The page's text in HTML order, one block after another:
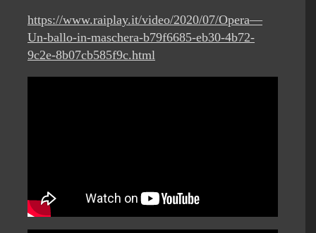
https://www.raiplay.it/video/2020/07/Opera—
Un-ballo-in-maschera-b79f6685-eb30-4b72-
9c2e-8b07cb585f9c.html